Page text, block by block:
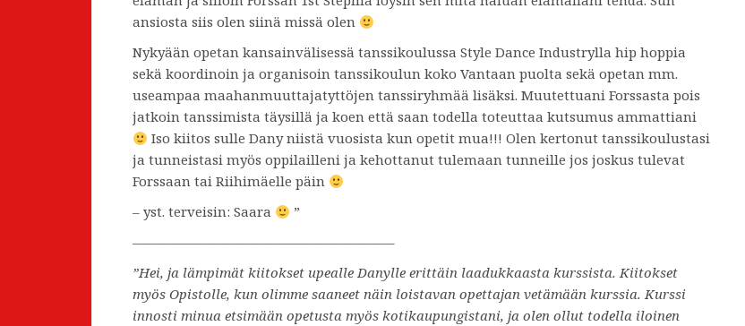
ansiosta siis olen siinä missä olen
Nykyään opetan kansainvälisessä tanssikoulussa Style Dance Industrylla hip hoppia
sekä koordinoin ja organisoin tanssikoulun koko Vantaan puolta sekä opetan mm.
useampaa maahanmuuttajatyttöjen tanssiryhmää lisäksi. Muutettuani Forssasta pois
jatkoin tanssimista täysillä ja koen että saan todella toteuttaa kutsumus ammattiani
Iso kiitos sulle Dany niistä vuosista kun opetit mua!!! Olen kertonut tanssikoulustasi
ja tunneistasi myös oppilailleni ja kehottanut tulemaan tunneille jos joskus tulevat
Forssaan tai Riihimäelle päin
– yst. terveisin: Saara
”
———————————————————–
”Hei, ja lämpimät kiitokset upealle Danylle erittäin laadukkaasta kurssista. Kiitokset
myös Opistolle, kun olimme saaneet näin loistavan opettajan vetämään kurssia. Kurssi
innosti minua etsimään opetusta myös kotikaupungistani, ja olen ollut todella iloinen